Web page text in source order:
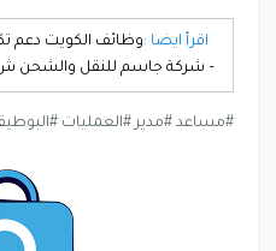
اقرأ ايضا :وظائف الكويت دعم
– شركة جاسم للنقل والشحن
#مساعد #مدير #العمليات